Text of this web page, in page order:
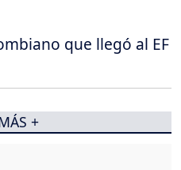
que llegó al EF
+